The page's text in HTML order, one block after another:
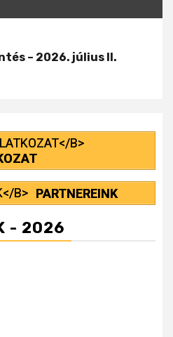
– 2026. július II.
PARTNEREINK
- 2026